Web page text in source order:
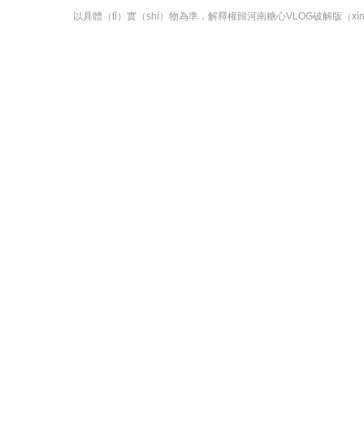
以具體（tǐ）實（shí）物為準，解釋權歸河南糖心VLOG破解版（